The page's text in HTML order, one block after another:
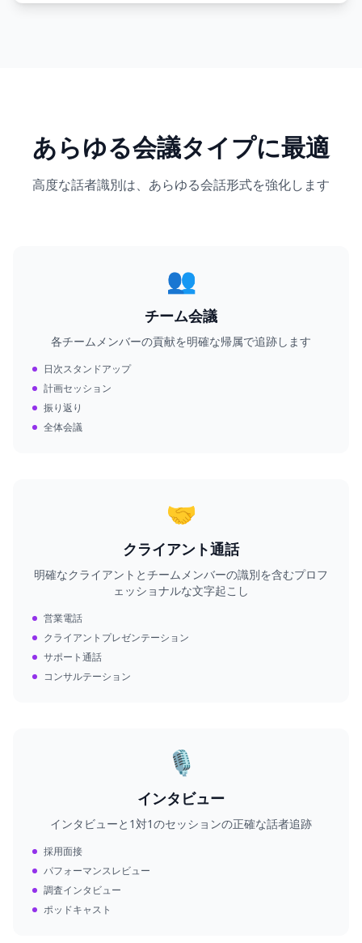
あらゆる会議タイプに最適
高度な話者識別は、あらゆる会話形式を強化します
👥
チーム会議
各チームメンバーの貢献を明確な帰属で追跡します
日次スタンドアップ
計画セッション
振り返り
全体会議
🤝
クライアント通話
明確なクライアントとチームメンバーの識別を含むプロフ
ェッショナルな文字起こし
営業電話
クライアントプレゼンテーション
サポート通話
コンサルテーション
🎙️
インタビュー
インタビューと1対1のセッションの正確な話者追跡
採用面接
パフォーマンスレビュー
調査インタビュー
ポッドキャスト